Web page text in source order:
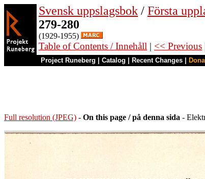
Svensk uppslagsbok / Första
279-280
(1929-1955)
Table of Contents / Innehåll | << Previous
Project Runeberg Catalog Recent Changes
Full resolution (JPEG) - On this page / på denna sida -